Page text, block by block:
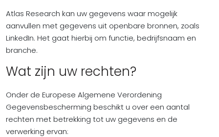
Atlas Research kan uw gegevens waar mogelijk
aanvullen met gegevens uit openbare bronnen, zoals
LinkedIn. Het gaat hierbij om functie, bedrijfsnaam en
branche.
Wat zijn uw rechten?
Onder de Europese Algemene Verordening
Gegevensbescherming beschikt u over een aantal
rechten met betrekking tot uw gegevens en de
verwerking ervan: